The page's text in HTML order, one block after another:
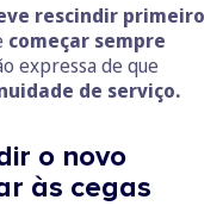
rescindir primeiro
começar sempre
expressa de que
de serviço.
o novo
às cegas